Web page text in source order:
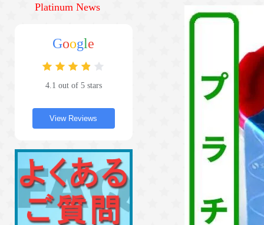
Platinum News
Google
4.1 out of 5 stars
View Reviews